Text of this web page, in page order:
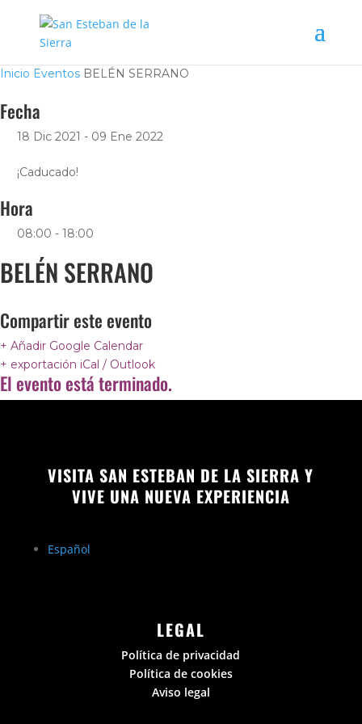
Inicio Eventos BELÉN SERRANO
Fecha
18 Dic 2021 - 09 Ene 2022
¡Caducado!
Hora
08:00 - 18:00
BELÉN SERRANO
Compartir este evento
+ Añadir Google Calendar
+ exportación iCal / Outlook
El evento está terminado.
VISITA SAN ESTEBAN DE LA SIERRA Y
VIVE UNA NUEVA EXPERIENCIA
Español
LEGAL
Política de privacidad
Política de cookies
Aviso legal